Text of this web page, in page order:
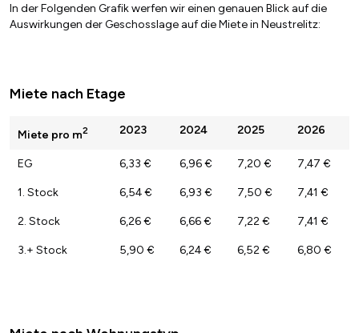
In der Folgenden Grafik werfen wir einen genauen Blick auf die
Auswirkungen der Geschosslage auf die Miete in Neustrelitz:
Miete nach Etage
Miete pro m2 2023 2024 2025 2026
EG 6,33 € 6,96 € 7,20 € 7,47 €
1. Stock 6,54 € 6,93 € 7,50 € 7,41 €
2. Stock 6,26 € 6,66 € 7,22 € 7,41 €
3.+ Stock 5,90 € 6,24 € 6,52 € 6,80 €